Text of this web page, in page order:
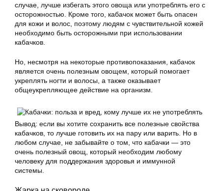
случае, лучше избегать этого овоща или употреблять его с
осторожностью. Кроме того, кабачок может быть опасен
для кожи и волос, поэтому людям с чувствительной кожей
необходимо быть осторожными при использовании
кабачков.
Но, несмотря на некоторые противопоказания, кабачок
является очень полезным овощем, который помогает
укреплять ногти и волосы, а также оказывает
общеукрепляющее действие на организм.
Вывод: если вы хотите сохранить все полезные свойства
кабачков, то лучше готовить их на пару или варить. Но в
любом случае, не забывайте о том, что кабачки — это
очень полезный овощ, который необходим любому
человеку для поддержания здоровья и иммунной
системы.